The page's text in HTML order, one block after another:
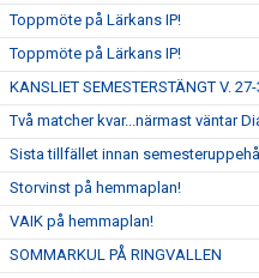
Toppmöte på Lärkans IP!
Toppmöte på Lärkans IP!
KANSLIET SEMESTERSTÄNGT V.
Två matcher kvar...närmast väntar
Sista tillfället innan
Storvinst på hemmaplan!
VAIK på hemmaplan!
SOMMARKUL PÅ RINGVALLEN